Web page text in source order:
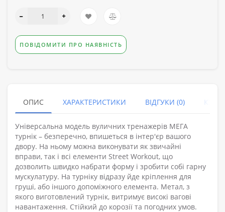
ПОВІДОМИТИ ПРО НАЯВНІСТЬ
ОПИС ХАРАКТЕРИСТИКИ ВІДГУКИ (0)
Універсальна модель вуличних тренажерів МЕГА
турнік – безперечно, впишеться в інтер'єр вашого
двору. На ньому можна виконувати як звичайні
вправи, так і всі елементи Street Workout, що
дозволить швидко набрати форму і зробити собі гарну
мускулатуру. На турніку відразу йде кріплення для
груші, або іншого допоміжного елемента. Метал, з
якого виготовлений турнік, витримує високі вагові
навантаження. Стійкий до корозії та погодних умов.